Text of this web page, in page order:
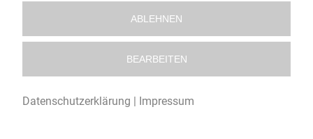
ST. VINCENT
ALL BORN SCREAMING – COLOURED VINYL
DEEP PURPLE
ALL I GOT IS YOU
ABLEHNEN
BEARBEITEN
Datenschutzerklärung | Impressum